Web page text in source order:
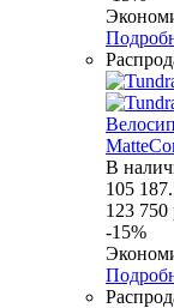
В
105
123 750
-15%